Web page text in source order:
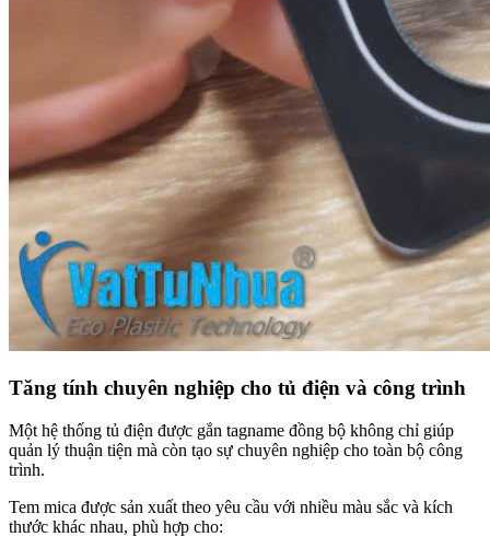
Tăng tính chuyên nghiệp cho tủ điện và công trình
Một hệ thống tủ điện được gắn tagname đồng bộ không chỉ giúp
quản lý thuận tiện mà còn tạo sự chuyên nghiệp cho toàn bộ công
trình.
Tem mica được sản xuất theo yêu cầu với nhiều màu sắc và kích
thước khác nhau, phù hợp cho: